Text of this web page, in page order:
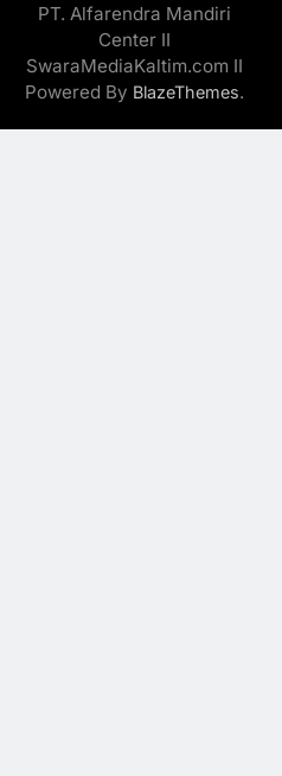
PT. Alfarendra Mandiri
Center II
SwaraMediaKaltim.com II
Powered By BlazeThemes.